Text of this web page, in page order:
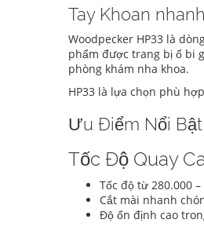
Tay Khoan
Woodpecker HP33 là
phẩm được trang bị ổ bi
phòng khám nha khoa.
HP33 là lựa chọn phù
Ưu Điểm Nổi
Tốc Độ Quay
Tốc độ từ 280.000
Cắt mài nhanh
Độ ổn định cao